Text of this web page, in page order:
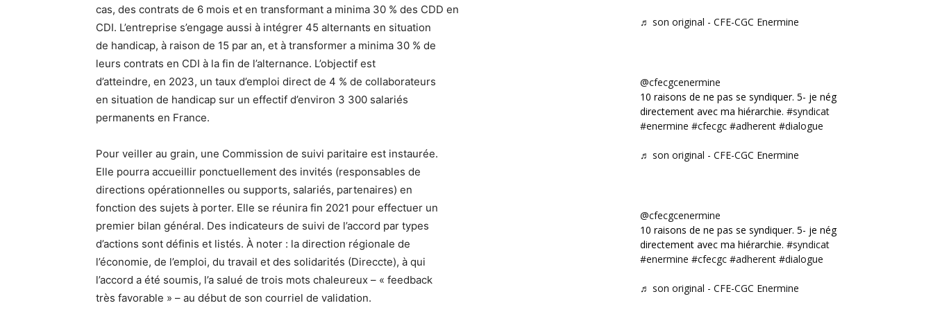
cas, des contrats de 6 mois et en transformant a minima 30 % des CDD en
CDI. L’entreprise s’engage aussi à intégrer 45 alternants en situation
de handicap, à raison de 15 par an, et à transformer a minima 30 % de
leurs contrats en CDI à la fin de l’alternance. L’objectif est
d’atteindre, en 2023, un taux d’emploi direct de 4 % de collaborateurs
en situation de handicap sur un effectif d’environ 3 300 salariés
permanents en France.
Pour veiller au grain, une Commission de suivi paritaire est instaurée.
Elle pourra accueillir ponctuellement des invités (responsables de
directions opérationnelles ou supports, salariés, partenaires) en
fonction des sujets à porter. Elle se réunira fin 2021 pour effectuer un
premier bilan général. Des indicateurs de suivi de l’accord par types
d’actions sont définis et listés. À noter : la direction régionale de
l’économie, de l’emploi, du travail et des solidarités (Direccte), à qui
l’accord a été soumis, l’a salué de trois mots chaleureux – « feedback
très favorable » – au début de son courriel de validation.
♬ son original - CFE-CGC Enermine
@cfecgcenermine
10 raisons de ne pas se syndiquer. 5- je négocie
directement avec ma hiérarchie. #syndicat
#enermine #cfecgc #adherent #dialogue
♬ son original - CFE-CGC Enermine
@cfecgcenermine
10 raisons de ne pas se syndiquer. 5- je négocie
directement avec ma hiérarchie. #syndicat
#enermine #cfecgc #adherent #dialogue
♬ son original - CFE-CGC Enermine